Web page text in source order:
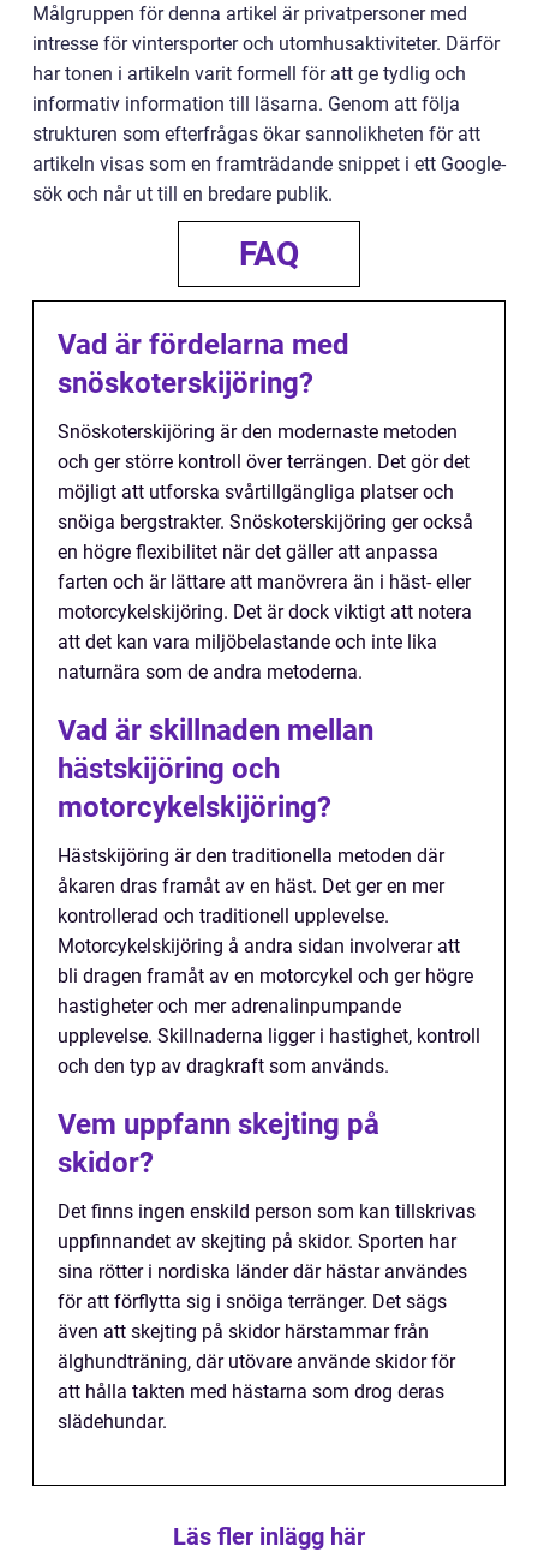
Målgruppen för denna artikel är privatpersoner med
intresse för vintersporter och utomhusaktiviteter. Därför
har tonen i artikeln varit formell för att ge tydlig och
informativ information till läsarna. Genom att följa
strukturen som efterfrågas ökar sannolikheten för att
artikeln visas som en framträdande snippet i ett Google-
sök och når ut till en bredare publik.
FAQ
Vad är fördelarna med
snöskoterskijöring?
Snöskoterskijöring är den modernaste metoden
och ger större kontroll över terrängen. Det gör det
möjligt att utforska svårtillgängliga platser och
snöiga bergstrakter. Snöskoterskijöring ger också
en högre flexibilitet när det gäller att anpassa
farten och är lättare att manövrera än i häst- eller
motorcykelskijöring. Det är dock viktigt att notera
att det kan vara miljöbelastande och inte lika
naturnära som de andra metoderna.
Vad är skillnaden mellan
hästskijöring och
motorcykelskijöring?
Hästskijöring är den traditionella metoden där
åkaren dras framåt av en häst. Det ger en mer
kontrollerad och traditionell upplevelse.
Motorcykelskijöring å andra sidan involverar att
bli dragen framåt av en motorcykel och ger högre
hastigheter och mer adrenalinpumpande
upplevelse. Skillnaderna ligger i hastighet, kontroll
och den typ av dragkraft som används.
Vem uppfann skejting på
skidor?
Det finns ingen enskild person som kan tillskrivas
uppfinnandet av skejting på skidor. Sporten har
sina rötter i nordiska länder där hästar användes
för att förflytta sig i snöiga terränger. Det sägs
även att skejting på skidor härstammar från
älghundträning, där utövare använde skidor för
att hålla takten med hästarna som drog deras
slädehundar.
Läs fler inlägg här